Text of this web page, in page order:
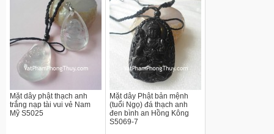
Mặt dây phật thạch anh
trắng nạp tài vui vẻ Nam
Mỹ S5025
Mặt dây Phật bản mệnh
(tuổi Ngọ) đá thạch anh
đen bình an Hồng Kông
S5069-7